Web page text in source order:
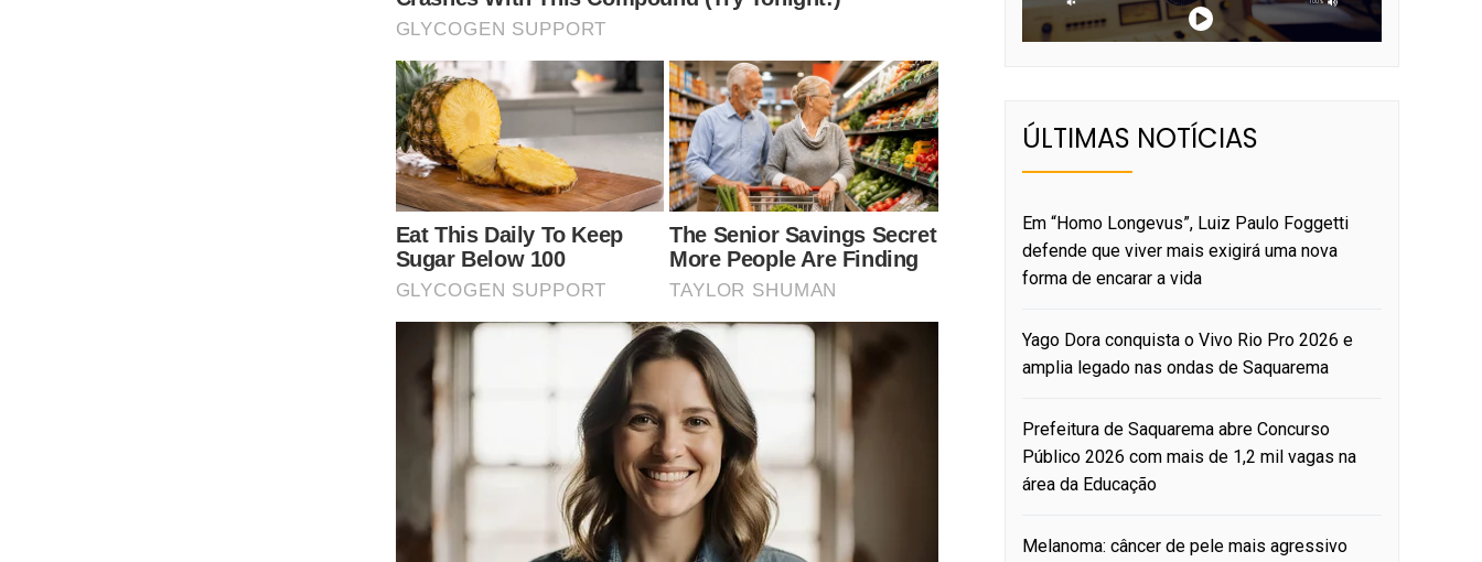
ÚLTIMAS NOTÍCIAS
Em “Homo Longevus”, Luiz Paulo Foggetti
defende que viver mais exigirá uma nova
forma de encarar a vida
Yago Dora conquista o Vivo Rio Pro 2026 e
amplia legado nas ondas de Saquarema
Prefeitura de Saquarema abre Concurso
Público 2026 com mais de 1,2 mil vagas na
área da Educação
Melanoma: câncer de pele mais agressivo